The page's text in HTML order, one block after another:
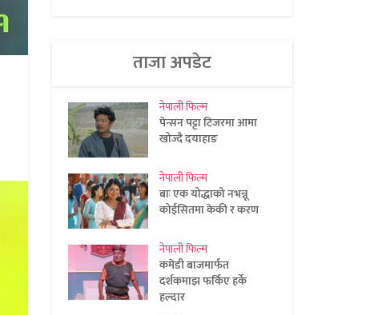
ताजा अपडेट
नेपाली फिल्म
पेन्सन पट्टा टिजरमा आमा
खोज्दै दयाहाङ
नेपाली फिल्म
बाः एक योद्धाको नभन्नू
कोईसितमा केकी र करण
नेपाली फिल्म
कमेडी बाजमार्फत
दर्शकमाझ फर्किए हर्के
हल्दार